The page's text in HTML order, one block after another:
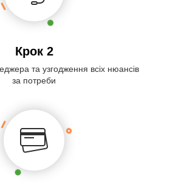
Крок 2
та узгодження всіх нюансів
за потреби